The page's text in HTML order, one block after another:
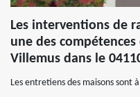
Les interventions de
une des
Villemus dans le
Les entretiens des maisons